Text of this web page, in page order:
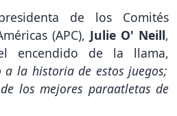
de los Comités
(APC), Julie O' Neill,
encendido de la llama,
a la historia de estos juegos;
los mejores paraatletas de